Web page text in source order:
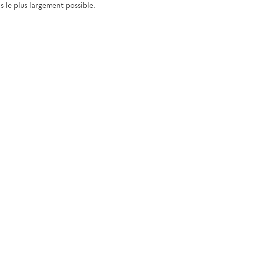
le plus largement possible.